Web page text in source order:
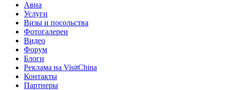
Авиа
Услуги
Визы и посольства
Фотогалереи
Видео
Форум
Блоги
Реклама на VisitChina
Контакты
Партнеры